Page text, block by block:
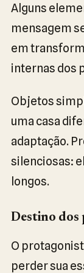
Alguns
mensagem
em
internas dos
Objetos
uma casa
adaptação.
silenciosas:
longos.
Destino dos
O
perder sua